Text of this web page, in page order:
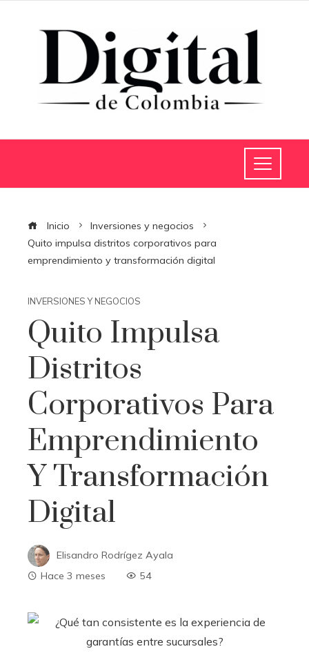
Inicio
Inversiones y negocios
Quito impulsa distritos corporativos para
emprendimiento y transformación digital
INVERSIONES Y NEGOCIOS
Quito Impulsa
Distritos
Corporativos Para
Emprendimiento
Y Transformación
Digital
Elisandro Rodrígez Ayala
Hace 3 meses
54